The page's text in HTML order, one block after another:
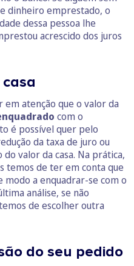
dinheiro emprestado, o
dessa pessoa lhe
acrescido dos juros
em atenção que o valor da
com o
é possível quer pelo
da taxa de juro ou
valor da casa. Na prática,
temos de ter em conta que
a enquadrar-se com o
análise, se não
de escolher outra
do seu pedido